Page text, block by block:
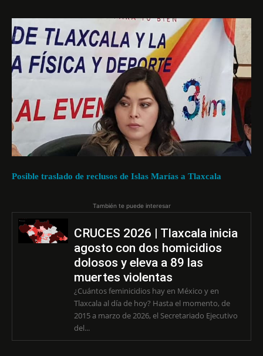
Posible traslado de reclusos de Islas Marías a Tlaxcala
También te puede interesar
CRUCES 2026 | Tlaxcala inicia
agosto con dos homicidios
dolosos y eleva a 89 las
muertes violentas
¿Cuántos feminicidios hay en México y en
Tlaxcala al día de hoy? Hasta el momento, de
2015 a marzo de 2026, el Secretariado Ejecutivo
del...